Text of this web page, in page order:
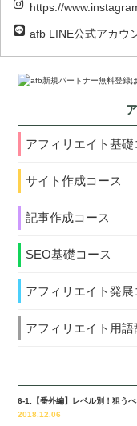
https://
afb LINE公式アカウ
アフィリエイト基礎
サイト作成コース
記事作成コース
SEO基礎コース
アフィリエイト発展
アフィリエイト用語
6-1.【番外編】レベル別！狙う
2018.12.06